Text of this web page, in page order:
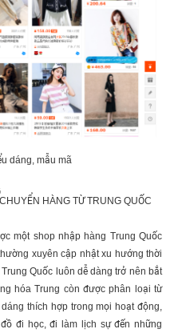
dáng, mẫu mã
HÀNG TỪ TRUNG QUỐC
một shopnhập hàng Trung Quốc
xuyên cập nhật xu hướng thời
Quốc luôn dễ dàng trở nên bắt
hóa Trung còn được phân loại từ
thích hợp trong mọi hoạt động,
đi học, đi làm lịch sự đến những